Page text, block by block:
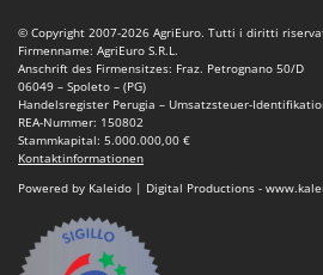
© Copyright 2007-2026 AgriEuro. Tutti i diritti
Firmenname: AgriEuro S.R.L.
Anschrift des Firmensitzes: Fraz. Petrognano 50/D
06049 – Spoleto – (PG)
Handelsregister Perugia – Umsatzsteuer-
REA-Nummer: 150802
Stammkapital: 5.000.000,00 €
Kontaktinformationen
Powered by Kaleido | Digital Productions -